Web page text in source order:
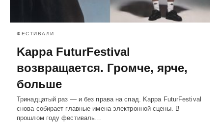
ФЕСТИВАЛИ
Kappa FuturFestival
возвращается. Громче, ярче,
больше
Тринадцатый раз — и без права на спад. Kappa FuturFestival
снова собирает главные имена электронной сцены. В
прошлом году фестиваль…